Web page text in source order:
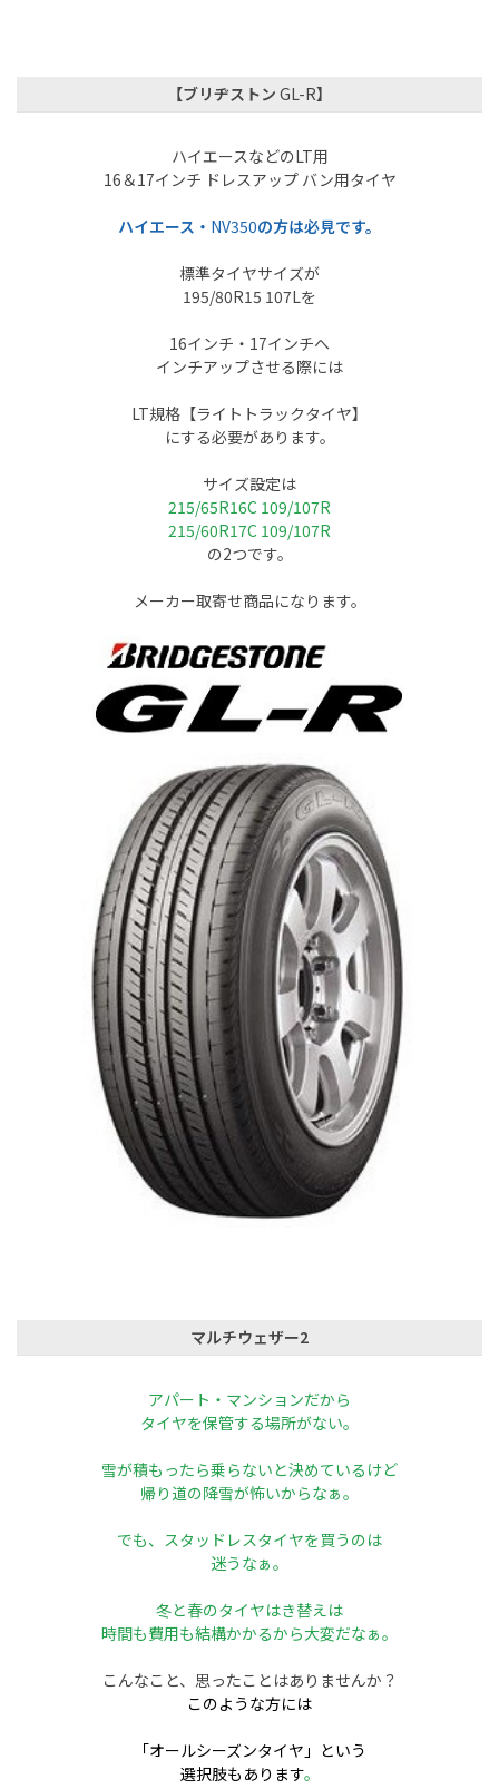
【ブリヂストン GL-R】
ハイエースなどのLT用
16 ＆17インチ ドレスアップ バン用タイヤ
ハイエース・ NV350の方は必見です。
標準タイヤサイズが
195/80R15 107Lを
16インチ・ 17インチへ
インチアップさせる際には
LT規格【ライトトラックタイヤ】
にする必要があります。
サイズ設定は
215/65R16C 109/107R
215/60R17C 109/107R
の2つです。
メーカー取寄せ商品になります。
マルチウェザー2
アパート・マンションだから
タイヤを保管する場所がない。
雪が積もったら乗らないと決めているけど
帰り道の降雪が怖いからなぁ。
でも、スタッドレスタイヤを買うのは
迷うなぁ。
冬と春のタイヤはき替えは
時間も費用も結構かかるから大変だなぁ。
こんなこと、思ったことはありませんか？
このような方には
「オールシーズンタイヤ」という
選択肢もあります。